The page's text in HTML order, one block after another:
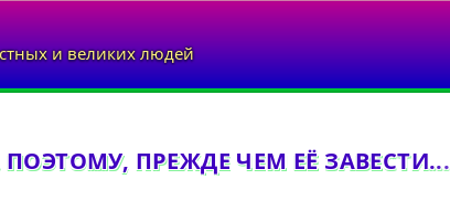
и великих людей
ПРЕЖДЕ ЧЕМ ЕЁ ЗАВЕСТИ...